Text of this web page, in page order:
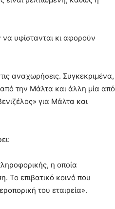
υφίστανται κι αφορούν
αναχωρήσεις. Συγκεκριμένα,
την Μάλτα και άλλη μία από
για Μάλτα και
η οποία
Το επιβατικό κοινό που
του εταιρεία».